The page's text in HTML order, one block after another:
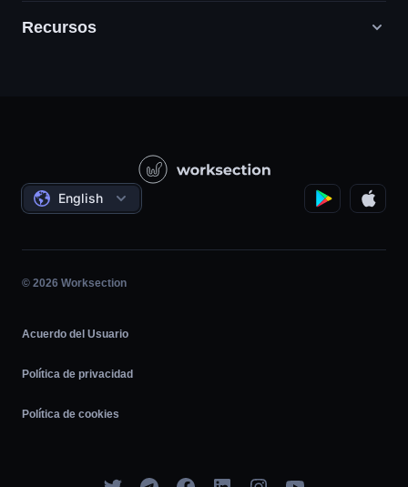
Agencias de marketing digital
Proyectos sociales
Gestión de proyectos
Trabajo por horas
Ágil
Recursos
Lecciones en vídeo
Acuerdos
English
© 2026 Worksection
Acuerdo del Usuario
Política de privacidad
Política de cookies